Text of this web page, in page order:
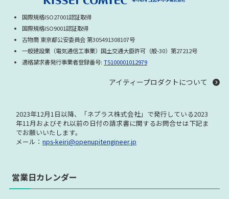
国際規格ISO27001認証取得
国際規格ISO9001認証取得
古物商 東京都公安委員会 第305491308107号
一般建設業（電気通信工事業）国土交通大臣許可（般-30）第27212号
適格請求書発行事業者登録番号:T5100001012979
アイティープロダクトについて
2023年12月1日以降、「ネプラス株式会社」で発行している2023
年11月およびそれ以前の日付の請求書に関するお問合せは下記ま
でお願いいたします。
メール：nps-keiri@openupitengineer.jp
営業日カレンダー